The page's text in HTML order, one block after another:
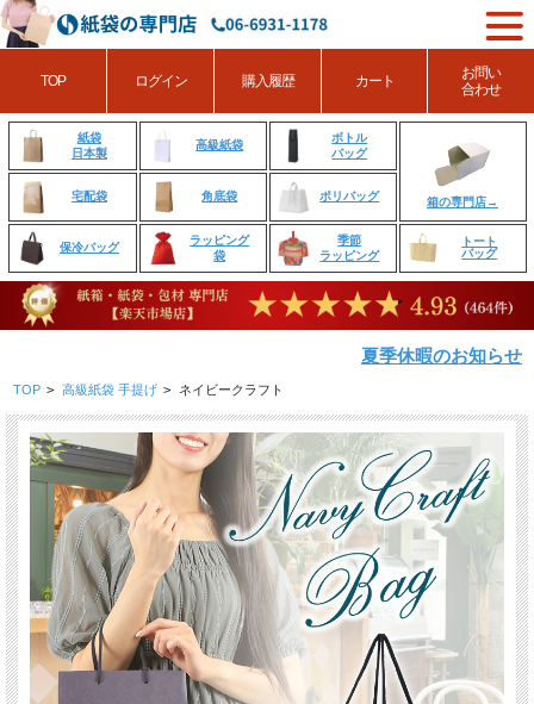
紙袋
日本製
高級紙袋
ボトル
バッグ
箱の専門店→
宅配袋 角底袋 ポリバッグ
保冷バッグ
ラッピング
袋
季節
ラッピング
トート
バッグ
夏季休暇のお知らせ
TOP > 高級紙袋 手提げ > ネイビークラフト
TOP ログイン 購入履歴 カート
お問い
合わせ